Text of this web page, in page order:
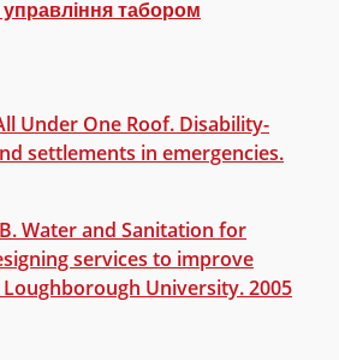
табором
Under One Roof. Disability-
settlements in emergencies.
Water and Sanitation for
services to improve
Loughborough University. 2005